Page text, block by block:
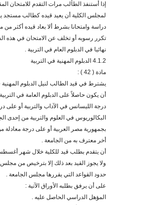
إذا أستنفذ الطألب مرات التقدم للامتحان
لمجلس الكلية أن يعيد قيده كطالب مستجد
دراسة وامتحانا بشرط ألا بعاد قيده أكثر من
تكرر رسوبه أو تخلف عن الامتحان في هذه
نهائيا في الدبلوم العام في التربية .
4.1.2 الدبلوم المهنية في التربية
مادة ( 42 ) :
يشترط في قيد الطالب لنيل الدبلوم المهنية
أن يكون حاصلاً على الدبلوم العامة في
درجة الليسانس في الآداب والتربية أو على
البكالوريوس في العلوم والتربية من إحدى
بجمهورية مصر العربية أو على درجة
أخر معترف به من الجامعة .
أن يتقدم بطلب قيد للكلية خلال شهر
ولا يجوز القيد بعد ذلك إلا بترخيص من
حدود القواعد التي يقررها مجلس الجامعة .
على أن يرفق بطلبه الأوراق الآتية :
المؤهل الدراسي الحاصل عليه .